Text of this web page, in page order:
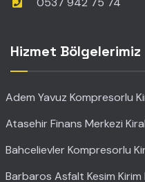
Hizmet Bölgelerimiz
Adem Yavuz Kompresorlu
Atasehir Finans Merkezi
Bahcelievler Kompresorlu
Barbaros Asfalt Kesim Kirim